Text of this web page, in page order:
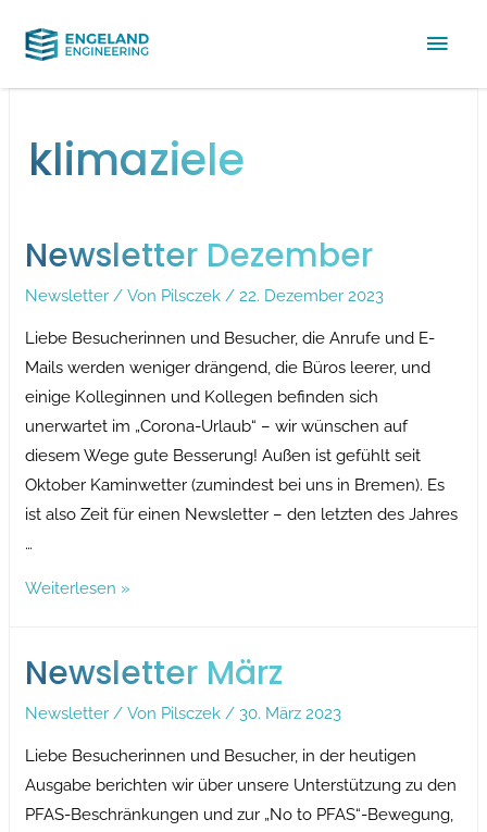
klimaziele
Newsletter Dezember
Newsletter / Von Pilsczek / 22. Dezember 2023
Liebe Besucherinnen und Besucher, die Anrufe und E-
Mails werden weniger drängend, die Büros leerer, und
einige Kolleginnen und Kollegen befinden sich
unerwartet im „Corona-Urlaub“ – wir wünschen auf
diesem Wege gute Besserung! Außen ist gefühlt seit
Oktober Kaminwetter (zumindest bei uns in Bremen). Es
ist also Zeit für einen Newsletter – den letzten des Jahres
…
Newsletter
Weiterlesen »
Newsletter März
Newsletter / Von Pilsczek / 30. März 2023
Liebe Besucherinnen und Besucher, in der heutigen
Ausgabe berichten wir über unsere Unterstützung zu den
PFAS-Beschränkungen und zur „No to PFAS“-Bewegung,